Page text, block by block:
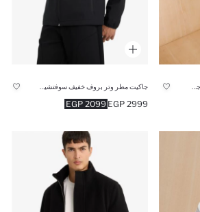
2099 EGP 2999 EGP